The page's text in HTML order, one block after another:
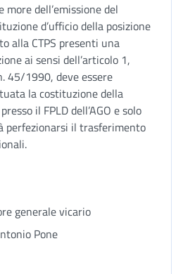
more dell’emissione del
d’ufficio della posizione
alla CTPS presenti una
ai sensi dell’articolo 1,
45/1990, deve essere
la costituzione della
il FPLD dell’AGO e solo
perfezionarsi il trasferimento
generale vicario
Pone